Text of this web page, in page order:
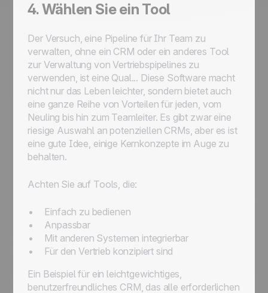
4. Wählen Sie ein Tool
Der Versuch, eine Pipeline für Ihr Team zu
verwalten, ohne ein CRM oder ein anderes Tool
zur Verwaltung von Vertriebspipelines zu
verwenden, ist eine Qual... Diese Software macht
nicht nur das Leben leichter, sondern bietet auch
eine ganze Reihe von Vorteilen für jeden, vom
Neuling bis hin zum Teamleiter. Es gibt zwar eine
riesige Auswahl an potenziellen CRMs, aber es ist
eine gute Idee, einige Kernkonzepte im Auge zu
behalten.
Achten Sie auf Tools, die:
Einfach zu bedienen
Anpassbar
Mit anderen Systemen integrierbar
Für den Vertrieb konzipiert sind
Ein Beispiel für ein leichtgewichtiges,
benutzerfreundliches CRM, das alle erforderlichen